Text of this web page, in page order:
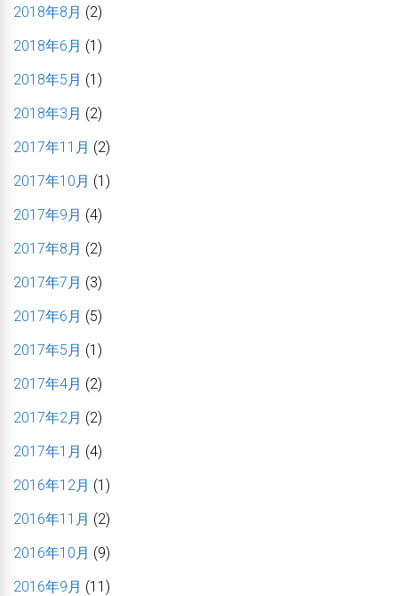
2018年8月 (2)
2018年6月 (1)
2018年5月 (1)
2018年3月 (2)
2017年11月 (2)
2017年10月 (1)
2017年9月 (4)
2017年8月 (2)
2017年7月 (3)
2017年6月 (5)
2017年5月 (1)
2017年4月 (2)
2017年2月 (2)
2017年1月 (4)
2016年12月 (1)
2016年11月 (2)
2016年10月 (9)
2016年9月 (11)